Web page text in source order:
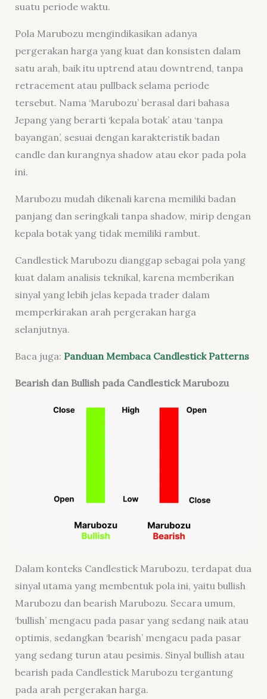
suatu periode waktu.
Pola Marubozu mengindikasikan adanya
pergerakan harga yang kuat dan konsisten dalam
satu arah, baik itu uptrend atau downtrend, tanpa
retracement atau pullback selama periode
tersebut. Nama ‘Marubozu’ berasal dari bahasa
Jepang yang berarti ‘kepala botak’ atau ‘tanpa
bayangan’, sesuai dengan karakteristik badan
candle dan kurangnya shadow atau ekor pada pola
ini.
Marubozu mudah dikenali karena memiliki badan
panjang dan seringkali tanpa shadow, mirip dengan
kepala botak yang tidak memiliki rambut.
Candlestick Marubozu dianggap sebagai pola yang
kuat dalam analisis teknikal, karena memberikan
sinyal yang lebih jelas kepada trader dalam
memperkirakan arah pergerakan harga
selanjutnya.
Baca juga: Panduan Membaca Candlestick Patterns
Bearish dan Bullish pada Candlestick Marubozu
Dalam konteks Candlestick Marubozu, terdapat dua
sinyal utama yang membentuk pola ini, yaitu bullish
Marubozu dan bearish Marubozu. Secara umum,
‘bullish’ mengacu pada pasar yang sedang naik atau
optimis, sedangkan ‘bearish’ mengacu pada pasar
yang sedang turun atau pesimis. Sinyal bullish atau
bearish pada Candlestick Marubozu tergantung
pada arah pergerakan harga.